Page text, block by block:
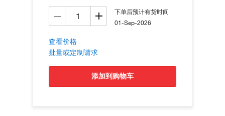
下单后预计有货时间
01-Sep-2026
查看价格
批量或定制请求
添加到购物车